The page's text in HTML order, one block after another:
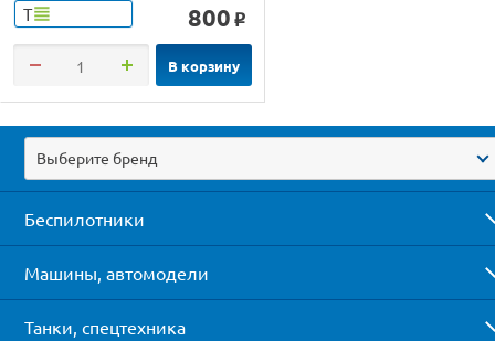
Т 800 o
В корзину
Выберите бренд
Беспилотники
Машины, автомодели
Танки, спецтехника